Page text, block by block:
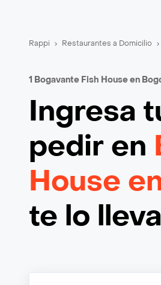
Rappi Restaurantes a Domicilio
1 Bogavante Fish House en
Ingresa
pedir en
House
te lo